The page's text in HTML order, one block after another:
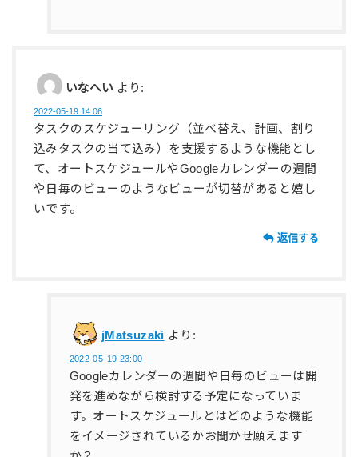
いなへい より:
2022-05-19 14:06
タスクのスケジューリング（並べ替え、計画、割り
込みタスクの当て込み）を支援するような機能とし
て、オートスケジュールやGoogleカレンダーの週間
や日毎のビューのようなビューが切替があると嬉し
いです。
返信する
jMatsuzaki より:
2022-05-19 23:00
Googleカレンダーの週間や日毎のビューは開
発を進めながら検討する予定になっていま
す。オートスケジュールとはどのような機能
をイメージされているかお聞かせ願えます